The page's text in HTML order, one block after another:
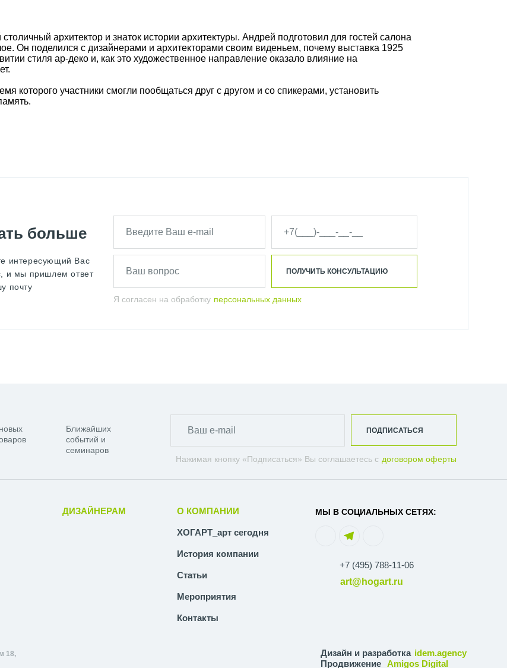
архитектор и знаток истории архитектуры. Андрей подготовил для гостей салона
Он поделился с дизайнерами и архитекторами своим виденьем, почему выставка 1925
стиля ар-деко и, как это художественное направление оказало влияние на
которого участники смогли пообщаться друг с другом и со спикерами, установить
больше
интересующий Вас
и мы пришлем ответ
почту
Я согласен на обработку персональных данных
ПОЛУЧИТЬ КОНСУЛЬТАЦИЮ
Ближайших
событий и
семинаров
Нажимая кнопку «Подписаться» Вы соглашаетесь с договором оферты
ПОДПИСАТЬСЯ
ДИЗАЙНЕРАМ О КОМПАНИИ
ХОГАРТ_арт сегодня
История компании
Статьи
Мероприятия
Контакты
МЫ В СОЦИАЛЬНЫХ СЕТЯХ:
+7 (495) 788-11-06
art@hogart.ru
18,
Дизайн и разработка idem.agency
Продвижение Amigos Digital